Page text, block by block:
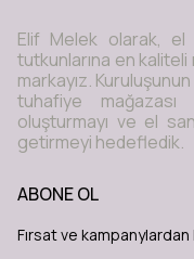
Elif Melek olarak,
tutkunlarına en
markayız.
tuhafiye
oluşturmayı ve el
getirmeyi hedefledik.
ABONE OL
Fırsat ve